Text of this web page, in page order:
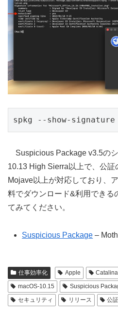
spkg --show-
Suspicious Package v3.5の
10.13 High Sierra以上で、公
Mojave以上が対応しており、
料でダウンロード&利用できる
てみてください。
Suspicious Package –
仕事効率化 Apple Catalina
macOS-10.15
Suspicious
セキュリティ
リリース 公証